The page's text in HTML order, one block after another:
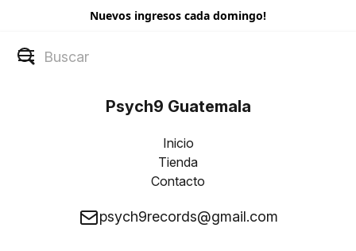
Nuevos ingresos cada domingo!
Psych9 Guatemala
Inicio
Tienda
Contacto
psych9records@gmail.com